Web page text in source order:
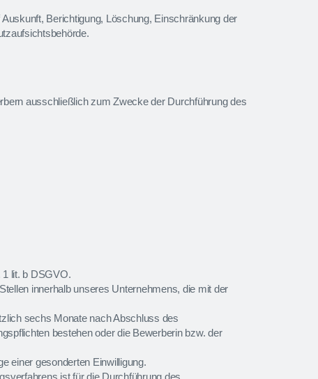
Berichtigung, Löschung, Einschränkung der
ausschließlich zum Zwecke der Durchführung des
lit. b DSGVO.
innerhalb unseres Unternehmens, die mit der
sechs Monate nach Abschluss des
bestehen oder die Bewerberin bzw. der
einer gesonderten Einwilligung.
ist für die Durchführung des